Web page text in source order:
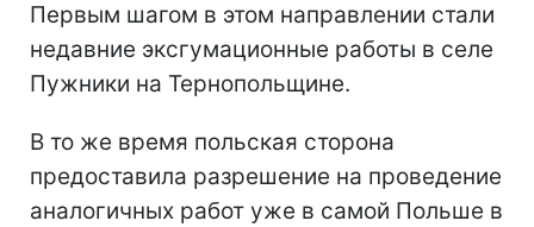
Первым шагом в этом направлении стали
недавние эксгумационные работы в селе
Пужники на Тернопольщине.
В то же время польская сторона
предоставила разрешение на проведение
аналогичных работ уже в самой Польше в